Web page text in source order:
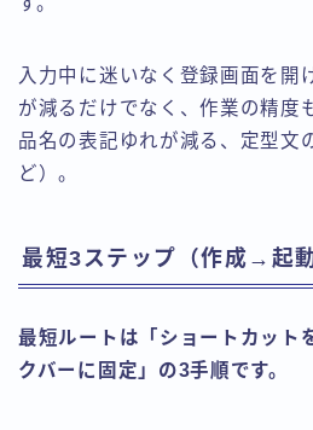
入力中に迷いなく登録画面を開
が減るだけでなく、作業の精度
品名の表記ゆれが減る、定型文
ど）。
最短3ステップ（作成→起
最短ルートは「ショートカッ
クバーに固定」の3手順です。